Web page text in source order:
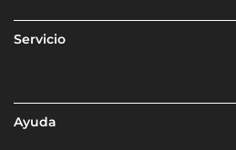
Servicio
Ayuda